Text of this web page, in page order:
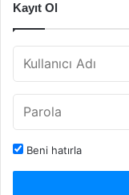
Kayıt Ol
Beni hatırla